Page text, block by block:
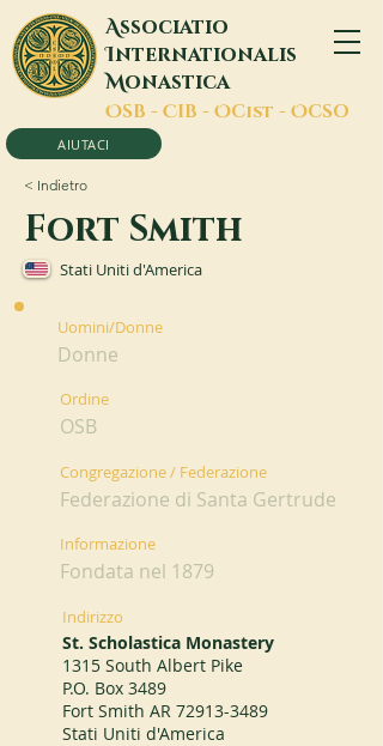
Associatio
Internationalis
Monastica
OSB - CIB - OCist - OCSO
AIUTACI
< Indietro
Fort Smith
Stati Uniti d'America
Uomini/Donne
Donne
Ordine
OSB
Congregazione / Federazione
Federazione di Santa Gertrude
Informazione
Fondata nel 1879
Indirizzo
St. Scholastica Monastery
1315 South Albert Pike
P.O. Box 3489
Fort Smith AR 72913-3489
Stati Uniti d'America